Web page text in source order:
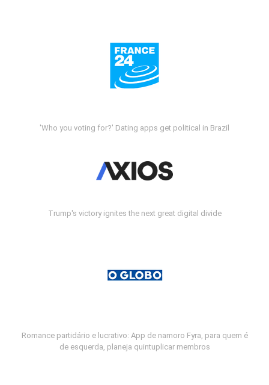
'Who you voting for?' Dating apps get political in Brazil
Trump's victory ignites the next great digital divide
Romance partidário e lucrativo: App de namoro Fyra, para quem é
de esquerda, planeja quintuplicar membros